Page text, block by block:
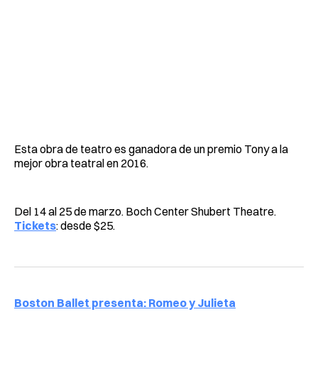
Esta obra de teatro es ganadora de un premio Tony a la
mejor obra teatral en 2016.
Del 14 al 25 de marzo. Boch Center Shubert Theatre.
Tickets: desde $25.
Boston Ballet presenta: Romeo y Julieta